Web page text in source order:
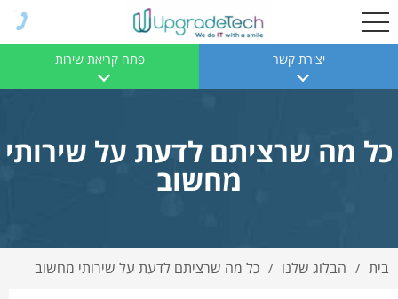
יצירת קשר פתח קריאת שירות
כל מה שרציתם לדעת על שירותי
מחשוב
בית / הבלוג שלנו / כל מה שרציתם לדעת על שירותי מחשוב